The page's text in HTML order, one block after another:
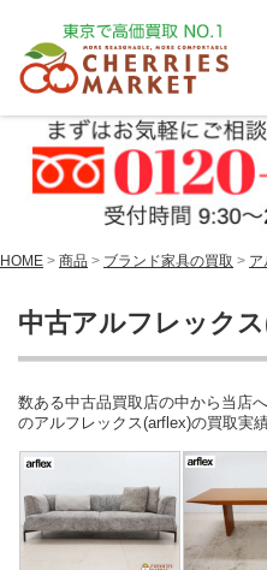
HOME > 商品 > ブランド家具の買取 > ア
中古アルフレック
数ある中古品買取店の中から当店
のアルフレックス(arflex)の買取実